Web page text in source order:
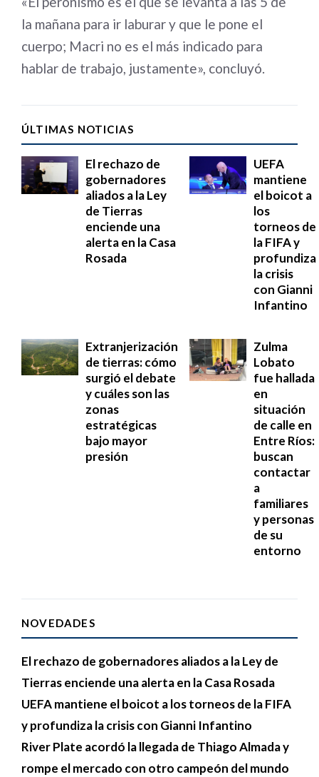
la mañana para ir laburar y que le pone el
cuerpo; Macri no es el más indicado para
hablar de trabajo, justamente», concluyó.
ÚLTIMAS NOTICIAS
El rechazo de
gobernadores
aliados a la Ley
de Tierras
enciende una
alerta en la Casa
Rosada
UEFA
mantiene
el boicot a
los
torneos de
la FIFA y
profundiza
la crisis
con Gianni
Infantino
Extranjerización
de tierras: cómo
surgió el debate
y cuáles son las
zonas
estratégicas
bajo mayor
presión
Zulma
Lobato
fue hallada
en
situación
de calle en
Entre Ríos:
buscan
contactar
a
familiares
y personas
de su
entorno
NOVEDADES
El rechazo de gobernadores aliados a la Ley de
Tierras enciende una alerta en la Casa Rosada
UEFA mantiene el boicot a los torneos de la FIFA
y profundiza la crisis con Gianni Infantino
River Plate acordó la llegada de Thiago Almada y
rompe el mercado con otro campeón del mundo